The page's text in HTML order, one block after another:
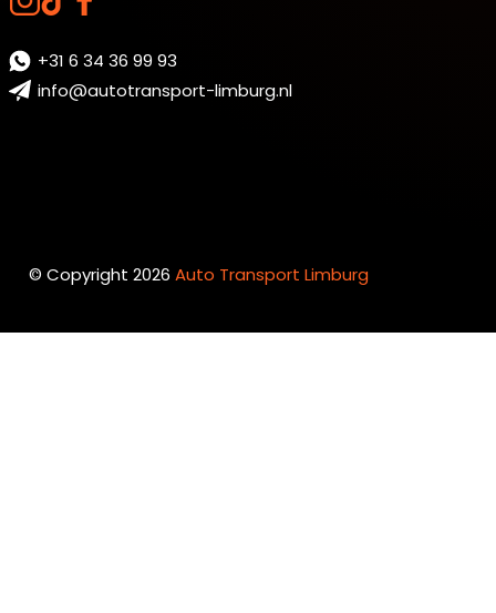
+31 6 34 36 99 93
info@autotransport-limburg.nl
© Copyright 2026 Auto Transport Limburg